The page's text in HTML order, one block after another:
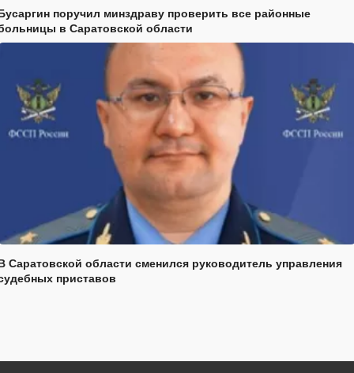
поручил минздраву проверить все районные
в Саратовской области
Саратовской области сменился руководитель управления
приставов